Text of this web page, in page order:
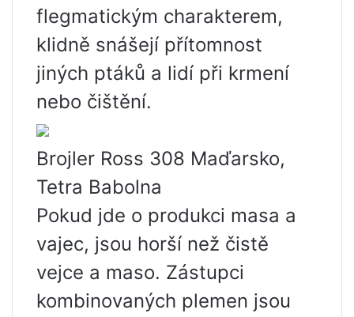
flegmatickým charakterem,
klidně snášejí přítomnost
jiných ptáků a lidí při krmení
nebo čištění.
Brojler Ross 308 Maďarsko,
Tetra Babolna
Pokud jde o produkci masa a
vajec, jsou horší než čistě
vejce a maso. Zástupci
kombinovaných plemen jsou